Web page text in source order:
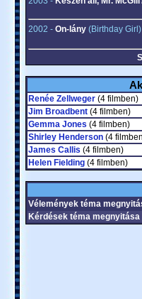
2002 - On-lány(Birthday Girl)
Renée Zellweger(4 filmben)
Jim Broadbent(4 filmben)
Gemma Jones (4 filmben)
Shirley Henderson(4
James Callis (4 filmben)
Helen Fielding(4 filmben)
Vélemények téma
Kérdések téma megnyitása